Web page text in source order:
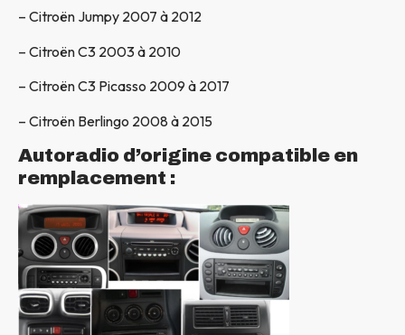
– Citroën Jumpy 2007 à 2012
– Citroën C3 2003 à 2010
– Citroën C3 Picasso 2009 à 2017
– Citroën Berlingo 2008 à 2015
Autoradio d’origine compatible en
remplacement :